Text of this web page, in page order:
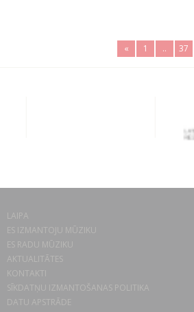
« 1 .. 37
LAIPA
ES IZMANTOJU MŪZIKU
ES RADU MŪZIKU
AKTUALITĀTES
KONTAKTI
SĪKDATŅU IZMANTOŠANAS POLITIKA
DATU APSTRĀDE